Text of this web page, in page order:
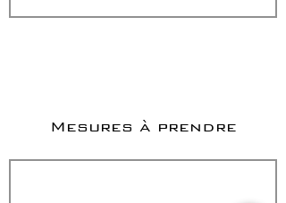
Mesures à prendre